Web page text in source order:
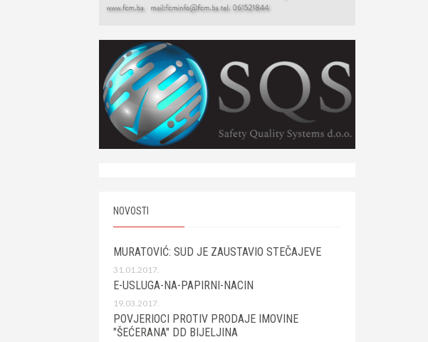
NOVOSTI
MURATOVIĆ: SUD JE ZAUSTAVIO STEČAJEVE
31.01.2017.
E-USLUGA-NA-PAPIRNI-NACIN
19.03.2017.
POVJERIOCI PROTIV PRODAJE IMOVINE
"ŠEĆERANA" DD BIJELJINA